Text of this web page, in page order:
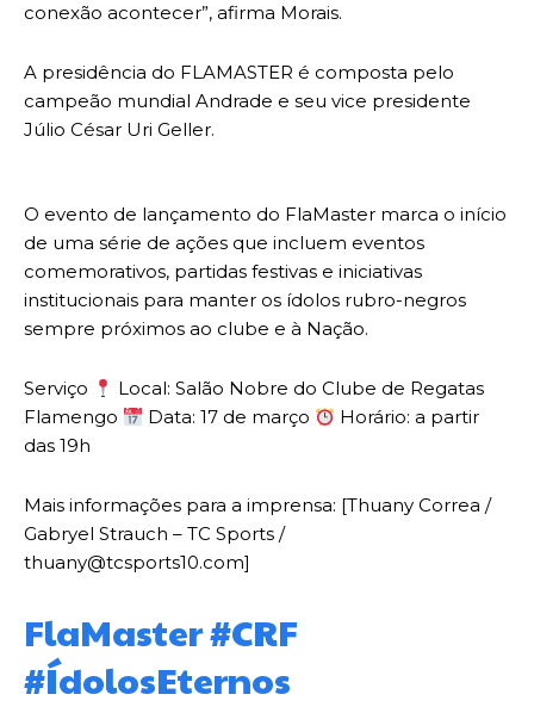
conexão acontecer”, afirma Morais.
A presidência do FLAMASTER é composta pelo
campeão mundial Andrade e seu vice presidente
Júlio César Uri Geller.
O evento de lançamento do FlaMaster marca o início
de uma série de ações que incluem eventos
comemorativos, partidas festivas e iniciativas
institucionais para manter os ídolos rubro-negros
sempre próximos ao clube e à Nação.
Serviço
Local: Salão Nobre do Clube de Regatas
Flamengo
Data: 17 de março
Horário: a partir
das 19h
Mais informações para a imprensa: [Thuany Correa /
Gabryel Strauch – TC Sports /
thuany@tcsports10.com]
FlaMaster #CRF
#ÍdolosEternos